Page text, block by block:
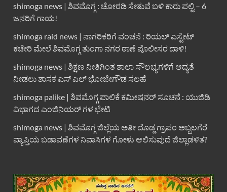
shimoga news | ಶಿವಮೊಗ್ಗ : ಚೋರಡಿ ಸೇತುವೆ ಬಳಿ ಕಾರು ಪಲ್ಟಿ – 6
ಜನರಿಗೆ ಗಾಯ!
shimoga raid news | ನಾಗರಿಕರಿಗೆ ವಂಚನೆ : ರಿಯಲ್ ಎಸ್ಟೇಟ್
ಕಚೇರಿ ಮೇಲೆ ಶಿವಮೊಗ್ಗ ತುಂಗಾ ನಗರ ಠಾಣೆ ಪೊಲೀಸರ ದಾಳಿ!
shimoga news | ಶಿಕ್ಷಣ ನೀತಿಗಿಂತ ಶಾಲಾ ಸೌಲಭ್ಯಗಳಿಗೆ ಆದ್ಯತೆ
ನೀಡಲು ಶಾಸಕ ಎಸ್ ಎಲ್ ಭೋಜೇಗೌಡ ಸಲಹೆ
shimoga palike | ಶಿವಮೊಗ್ಗ ಪಾಲಿಕೆ ಕಮೀಷನರ್ ಸೂಚನೆ : ಯುಜಿಡಿ
ವಿಭಾಗದ ಎಂಜಿನಿಯರ್ ಗಳ ಭೇಟಿ
shimoga news | ಶಿವಮೊಗ್ಗ ಜಿಲ್ಲೆಯ ಅತೀ ದೊಡ್ಡ ಗ್ರಾಪಂ ಅಬ್ಬಲಗೆರೆ
ವ್ಯಾಪ್ತಿಯ ಬಡಾವಣೆಗಳ ನಿವಾಸಿಗಳ ಗೋಳು ಆಲಿಸುವುದೆ ಜಿಲ್ಲಾಡಳಿತ?